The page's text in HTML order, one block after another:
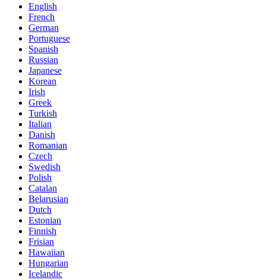
English
French
German
Portuguese
Spanish
Russian
Japanese
Korean
Irish
Greek
Turkish
Italian
Danish
Romanian
Czech
Swedish
Polish
Catalan
Belarusian
Dutch
Estonian
Finnish
Frisian
Hawaiian
Hungarian
Icelandic